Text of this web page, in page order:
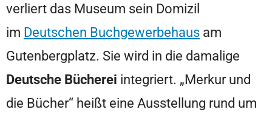
verliert das Museum sein Domizil
im Deutschen Buchgewerbehaus am
Gutenbergplatz. Sie wird in die damalige
Deutsche Bücherei integriert. „Merkur und
die Bücher“ heißt eine Ausstellung rund um